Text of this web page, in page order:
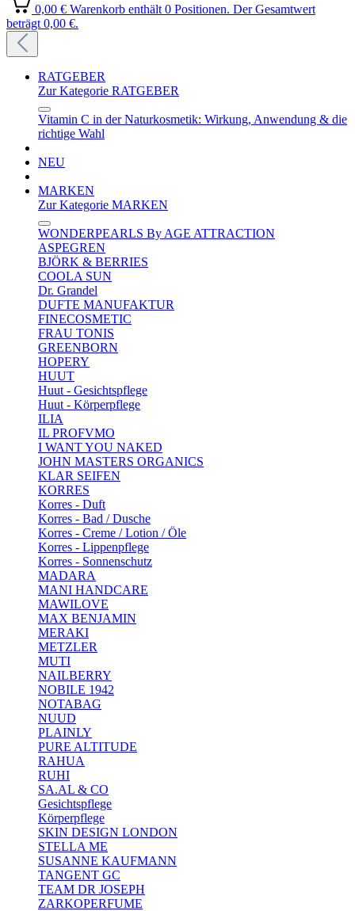
0,00 € Warenkorb enthält 0 Positionen. Der Gesamtwert
beträgt 0,00 €.
RATGEBER
Zur Kategorie RATGEBER
Vitamin C in der Naturkosmetik: Wirkung, Anwendung & die
richtige Wahl
NEU
MARKEN
Zur Kategorie MARKEN
WONDERPEARLS By AGE ATTRACTION
ASPEGREN
BJÖRK & BERRIES
COOLA SUN
Dr. Grandel
DUFTE MANUFAKTUR
FINECOSMETIC
FRAU TONIS
GREENBORN
HOPERY
HUUT
Huut - Gesichtspflege
Huut - Körperpflege
ILIA
IL PROFVMO
I WANT YOU NAKED
JOHN MASTERS ORGANICS
KLAR SEIFEN
KORRES
Korres - Duft
Korres - Bad / Dusche
Korres - Creme / Lotion / Öle
Korres - Lippenpflege
Korres - Sonnenschutz
MADARA
MANI HANDCARE
MAWILOVE
MAX BENJAMIN
MERAKI
METZLER
MUTI
NAILBERRY
NOBILE 1942
NOTABAG
NUUD
PLAINLY
PURE ALTITUDE
RAHUA
RUHI
SA.AL & CO
Gesichtspflege
Körperpflege
SKIN DESIGN LONDON
STELLA ME
SUSANNE KAUFMANN
TANGENT GC
TEAM DR JOSEPH
ZARKOPERFUME